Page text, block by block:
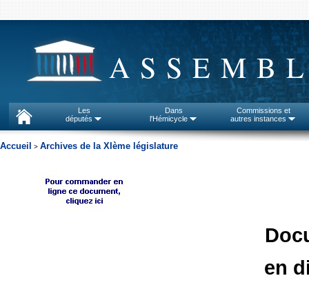
Les
députés
Dans
l'Hémicycle
Commissions et
autres instances
Accueil > Archives de la XIème législature
en